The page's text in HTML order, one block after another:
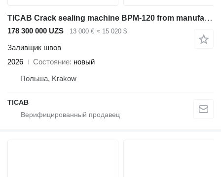
TICAB Crack sealing machine BPM-120 from manufacturer
178 300 000 UZS 13 000 € ≈ 15 020 $
Заливщик швов
2026
Состояние новый
Польша, Krakow
TICAB